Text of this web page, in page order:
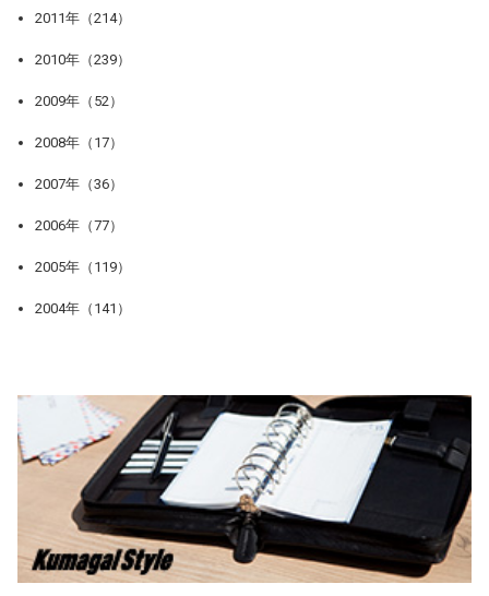
2011年（214）
2010年（239）
2009年（52）
2008年（17）
2007年（36）
2006年（77）
2005年（119）
2004年（141）